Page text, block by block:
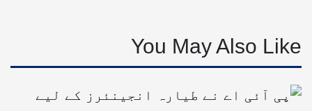
You May Also Like